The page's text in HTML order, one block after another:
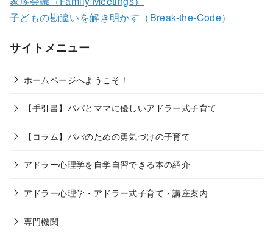
子どもの勘違いを解き明かす（Break-the-Code）
サイトメニュー
ホームページへようこそ！
【手引書】パパとママに優しいアドラー式子育て
【コラム】パパのための勇気づけの子育て
アドラー心理学を自学自習できる本の紹介
アドラー心理学・アドラー式子育て・講座案内
専門機関